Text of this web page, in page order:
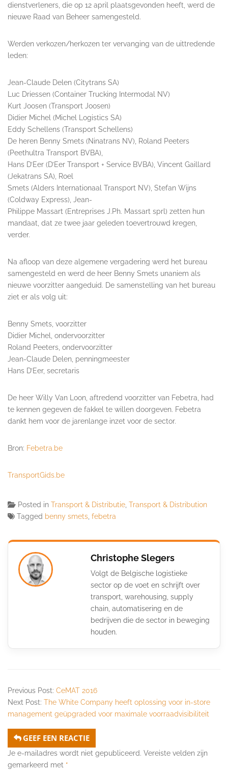
dienstverleners, die op 12 april plaatsgevonden heeft, werd de
nieuwe Raad van Beheer samengesteld.
Werden verkozen/herkozen ter vervanging van de uittredende
leden:
Jean-Claude Delen (Citytrans SA)
Luc Driessen (Container Trucking Intermodal NV)
Kurt Joosen (Transport Joosen)
Didier Michel (Michel Logistics SA)
Eddy Schellens (Transport Schellens)
De heren Benny Smets (Ninatrans NV), Roland Peeters
(Peethultra Transport BVBA),
Hans D’Eer (D’Eer Transport + Service BVBA), Vincent Gaillard
(Jekatrans SA), Roel
Smets (Alders Internationaal Transport NV), Stefan Wijns
(Coldway Express), Jean-
Philippe Massart (Entreprises J.Ph. Massart sprl) zetten hun
mandaat, dat ze twee jaar geleden toevertrouwd kregen,
verder.
Na afloop van deze algemene vergadering werd het bureau
samengesteld en werd de heer Benny Smets unaniem als
nieuwe voorzitter aangeduid. De samenstelling van het bureau
ziet er als volg uit:
Benny Smets, voorzitter
Didier Michel, ondervoorzitter
Roland Peeters, ondervoorzitter
Jean-Claude Delen, penningmeester
Hans D’Eer, secretaris
De heer Willy Van Loon, aftredend voorzitter van Febetra, had
te kennen gegeven de fakkel te willen doorgeven. Febetra
dankt hem voor de jarenlange inzet voor de sector.
Bron: Febetra.be
TransportGids.be
Posted in Transport & Distributie Transport & Distribution
Tagged benny smets febetra
Christophe Slegers
Volgt de Belgische logistieke
sector op de voet en schrijft over
transport, warehousing, supply
chain, automatisering en de
bedrijven die de sector in beweging
houden.
Previous Post: CeMAT 2016
Next Post: The White Company heeft oplossing voor in-store
management geüpgraded voor maximale voorraadvisibiliteit
GEEF EEN REACTIE
Je e-mailadres wordt niet gepubliceerd. Vereiste velden zijn
gemarkeerd met *